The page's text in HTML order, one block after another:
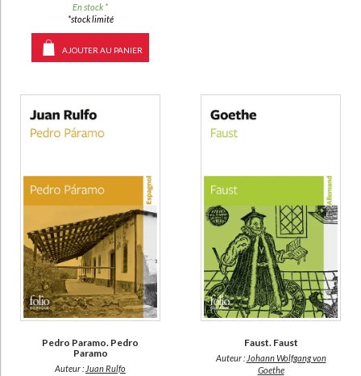
En stock *
*stock limité
AJOUTER AU PANIER
Pedro Paramo. Pedro
Paramo
Auteur : Juan Rulfo
Faust. Faust
Auteur : Johann Wolfgang von
Goethe